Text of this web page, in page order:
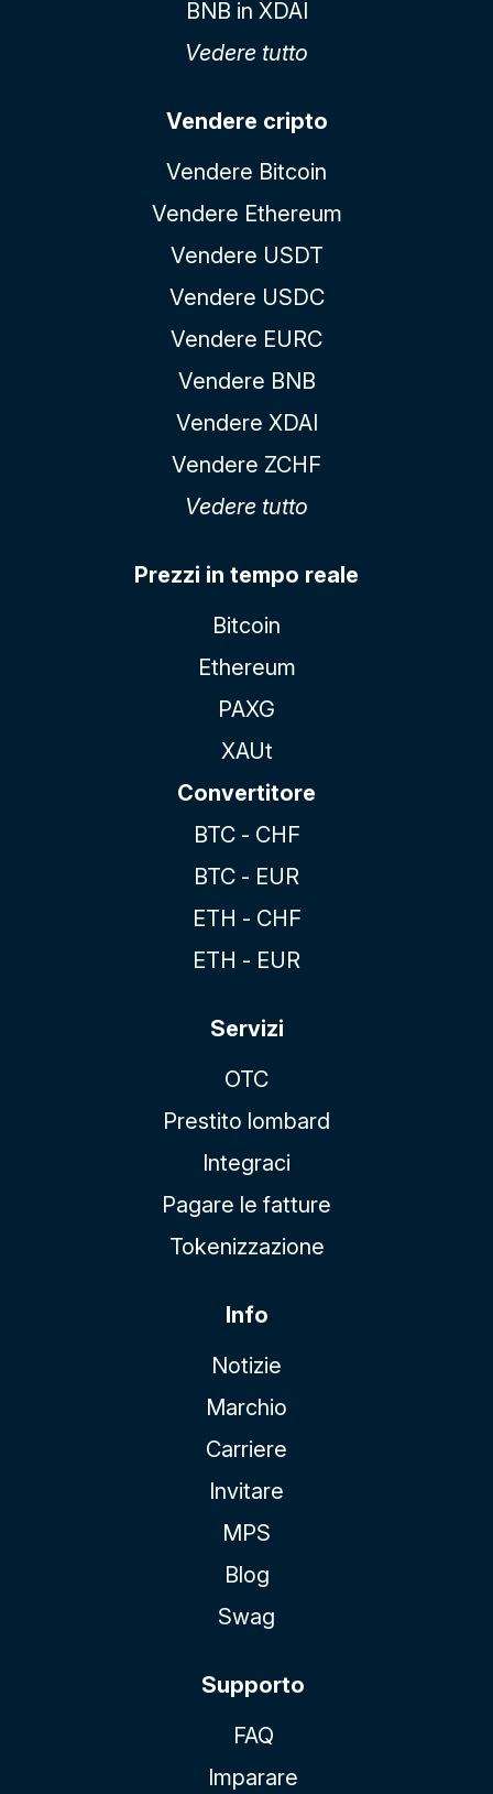
BNB in XDAI
Vedere tutto
Vendere cripto
Vendere Bitcoin
Vendere Ethereum
Vendere USDT
Vendere USDC
Vendere EURC
Vendere BNB
Vendere XDAI
Vendere ZCHF
Vedere tutto
Prezzi in tempo reale
Bitcoin
Ethereum
PAXG
XAUt
Convertitore
BTC - CHF
BTC - EUR
ETH - CHF
ETH - EUR
Servizi
OTC
Prestito lombard
Integraci
Pagare le fatture
Tokenizzazione
Info
Notizie
Marchio
Carriere
Invitare
MPS
Blog
Swag
Supporto
FAQ
Imparare